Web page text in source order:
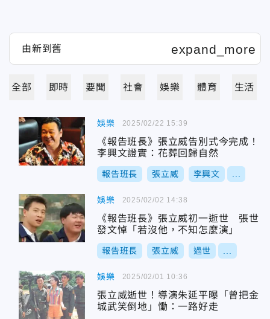
全部 即時 要聞 社會 娛樂 體育 生活
娛樂
《報告班長》張立威告別式今完成！
李興文證實：花葬回歸自然
報告班長 張立威 李興文
2025/02/22 15:39
娛樂
《報告班長》張立威初一逝世 張世
發文悼「若沒他，不知怎麼演」
報告班長 張立威 過世
2025/02/02 14:38
娛樂
張立威逝世！導演朱延平曝「曾把金
城武笑倒地」慟：一路好走
2025/02/01 10:36